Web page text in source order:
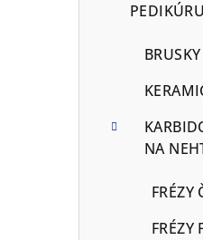
PEDIKÚRU
NA
FRÉZY
FRÉZY